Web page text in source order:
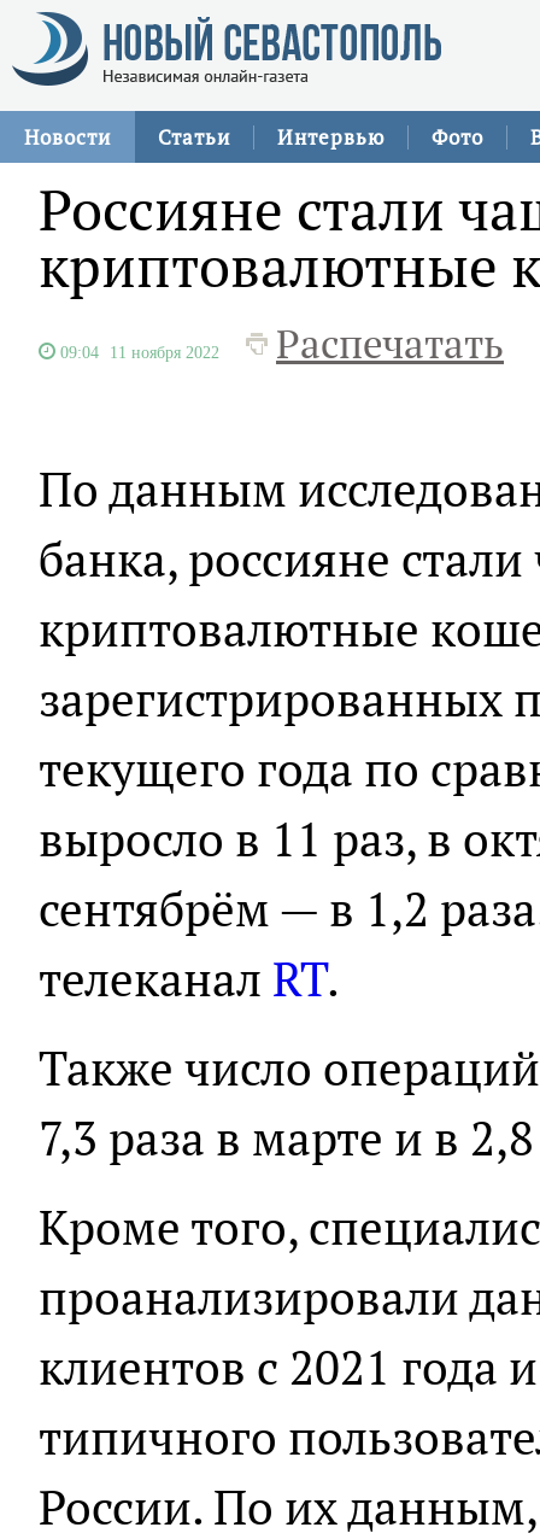
Новости Статьи Интервью Фото
Россияне стали
криптовалютные
09:04 11 ноября 2022 Распечатать
По данным
банка, россияне
криптовалютные
зарегистрированных
текущего года по
выросло в 11 раз, в
сентябрём — в 1,2
телеканал RT.
Также число
7,3 раза в марте и в
Кроме того,
проанализировали
клиентов с 2021 года
типичного
России. По их